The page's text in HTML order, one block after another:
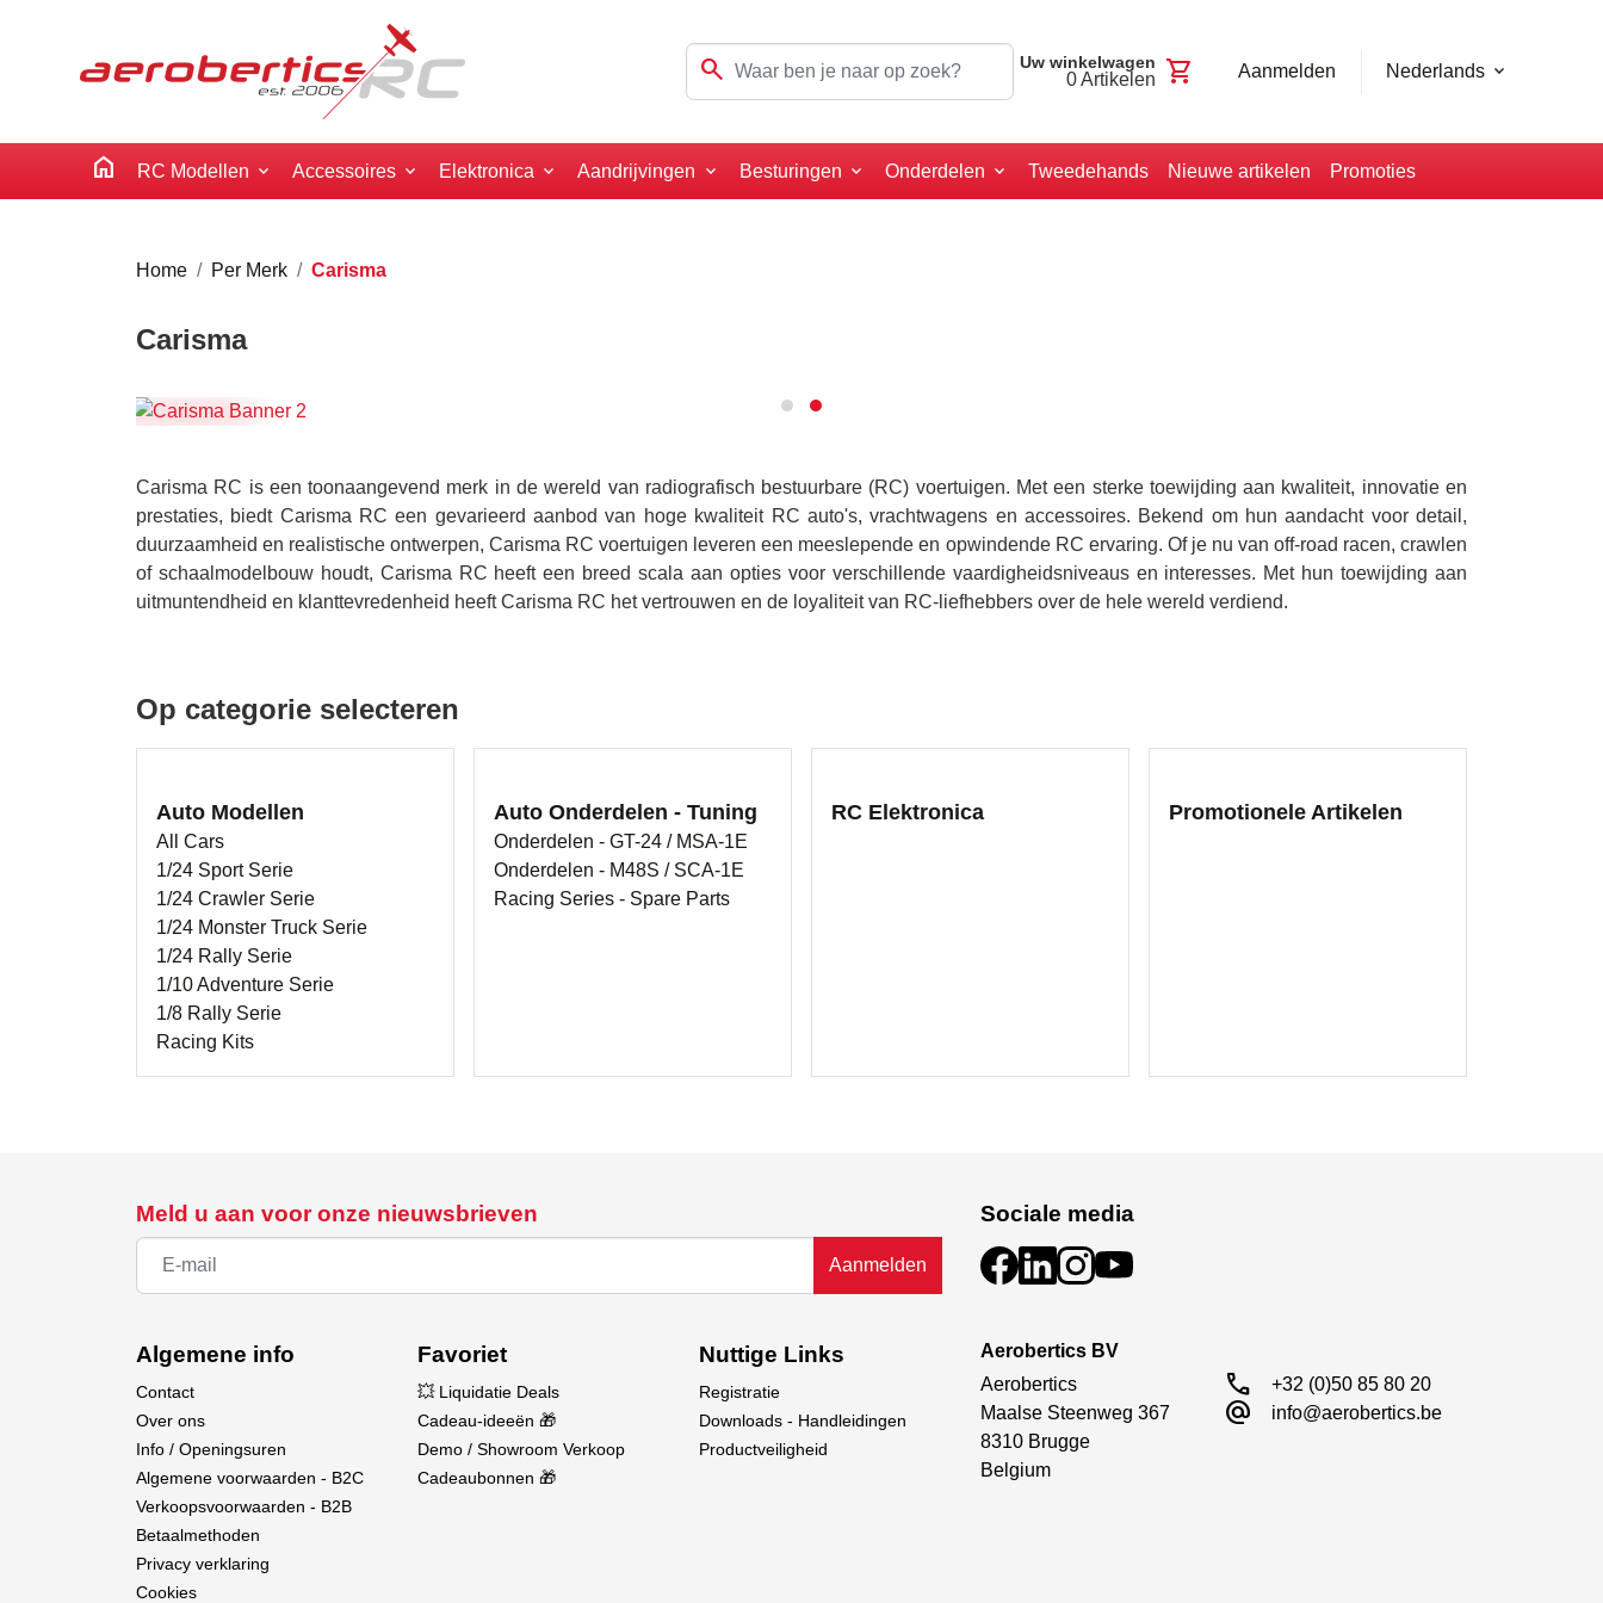
search Uw winkelwagen
0Artikelen shopping_cart Aanmelden Nederlands
home RC Modellen Accessoires Elektronica Aandrijvingen Besturingen Onderdelen Tweedehands Nieuwe artikelen Promoties
Home Per Merk Carisma
Carisma
Carisma RC is een toonaangevend merk in de wereld van radiografisch bestuurbare (RC) voertuigen. Met een sterke toewijding aan kwaliteit, innovatie en
prestaties, biedt Carisma RC een gevarieerd aanbod van hoge kwaliteit RC auto's, vrachtwagens en accessoires. Bekend om hun aandacht voor detail,
duurzaamheid en realistische ontwerpen, Carisma RC voertuigen leveren een meeslepende en opwindende RC ervaring. Of je nu van off-road racen, crawlen
of schaalmodelbouw houdt, Carisma RC heeft een breed scala aan opties voor verschillende vaardigheidsniveaus en interesses. Met hun toewijding aan
uitmuntendheid en klanttevredenheid heeft Carisma RC het vertrouwen en de loyaliteit van RC-liefhebbers over de hele wereld verdiend.
Op categorie selecteren
Auto Modellen
All Cars
1/24 Sport Serie
1/24 Crawler Serie
1/24 Monster Truck Serie
1/24 Rally Serie
1/10 Adventure Serie
1/8 Rally Serie
Racing Kits
Auto Onderdelen - Tuning
Onderdelen - GT-24 / MSA-1E
Onderdelen - M48S / SCA-1E
Racing Series - Spare Parts
RC Elektronica Promotionele Artikelen
Meld u aan voor onze nieuwsbrieven
Aanmelden
Sociale media
Algemene info
Contact
Over ons
Info / Openingsuren
Algemene voorwaarden - B2C
Verkoopsvoorwaarden - B2B
Betaalmethoden
Privacy verklaring
Cookies
Favoriet
💥 Liquidatie Deals
Cadeau-ideeën 🎁
Demo / Showroom Verkoop
Cadeaubonnen 🎁
Nuttige Links
Registratie
Downloads - Handleidingen
Productveiligheid
Aerobertics BV
Aerobertics
Maalse Steenweg 367
8310 Brugge
Belgium
call +32 (0)50 85 80 20
alternate_email info@aerobertics.be